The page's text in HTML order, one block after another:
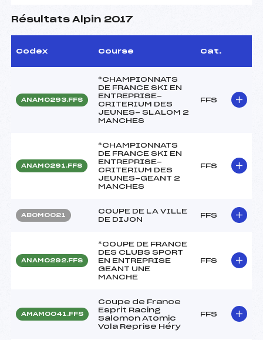
Résultats Alpin 2017
Codex Course Cat.
ANAM0293.FFS
*CHAMPIONNATS
DE FRANCE SKI EN
ENTREPRISE-
CRITERIUM DES
JEUNES- SLALOM 2
MANCHES
FFS
ANAM0291.FFS
*CHAMPIONNATS
DE FRANCE SKI EN
ENTREPRISE-
CRITERIUM DES
JEUNES-GEANT 2
MANCHES
FFS
ABOM0021
COUPE DE LA VILLE
DE DIJON
FFS
ANAM0292.FFS
*COUPE DE FRANCE
DES CLUBS SPORT
EN ENTREPRISE
GEANT UNE
MANCHE
FFS
AMAM0041.FFS
Coupe de France
Esprit Racing
Salomon Atomic
Vola Reprise Héry
FFS